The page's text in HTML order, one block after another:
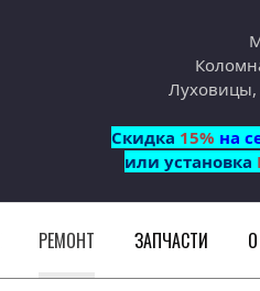
Луховицы,
Cкидка 15% на
или установка
РЕМОНТ ЗАПЧАСТИ